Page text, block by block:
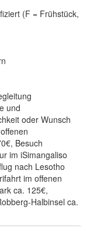
(F = Frühstück,
und
oder Wunsch
Besuch
im iSimangaliso
nach Lesotho
im offenen
ca. 125€,
Halbinsel ca.